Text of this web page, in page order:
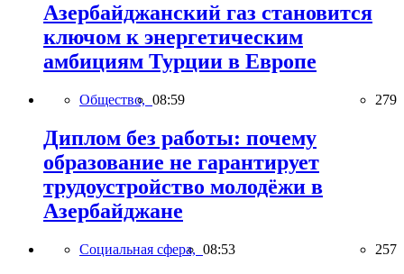
Азербайджанский газ становится
ключом к энергетическим
амбициям Турции в Европе
Общество, 08:59 279
Диплом без работы: почему
образование не гарантирует
трудоустройство молодёжи в
Азербайджане
Социальная сфера, 08:53 257